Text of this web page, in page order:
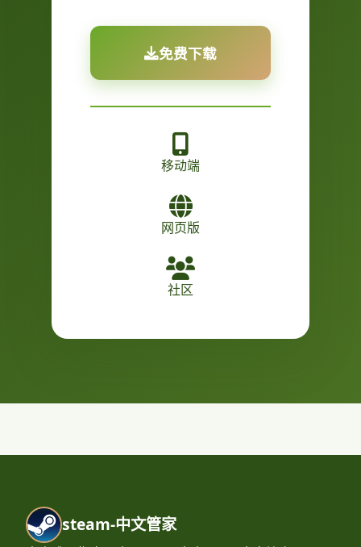
免费下载
移动端
网页版
社区
steam-中文管家